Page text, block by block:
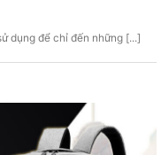
dụng để chỉ đến những [...]